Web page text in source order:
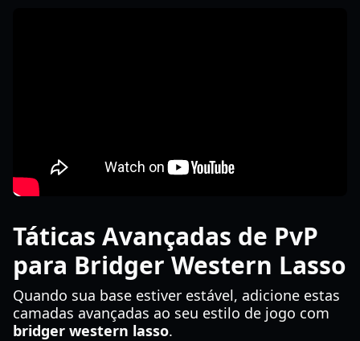
Táticas Avançadas de PvP
para Bridger Western Lasso
Quando sua base estiver estável, adicione estas
camadas avançadas ao seu estilo de jogo com
bridger western lasso.